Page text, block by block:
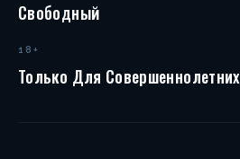
Свободный
18+
Только Для Совершеннолетних